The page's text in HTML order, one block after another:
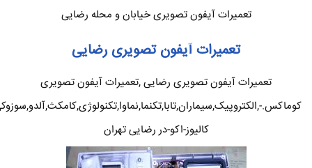
تعمیرات آیفون تصویری خیابان و محله رضایی
تعمیرات آیفون تصویری رضایی
تعمیرات آیفون تصویری رضایی ,تعمیرات آیفون تصویری
کوماکس.-
کالیوز-اکو-در رضایی تهران